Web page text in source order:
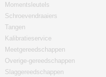
Momentsleutels
Schroevendraaiers
Tangen
Kalibratieservice
Meetgereedschappen
Overige-gereedschappen
Slaggereedschappen